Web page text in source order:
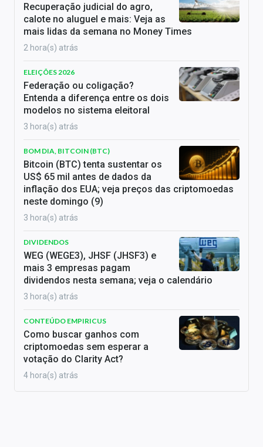
Recuperação judicial do agro,
calote no aluguel e mais: Veja as
mais lidas da semana no Money Times
2 hora(s) atrás
ELEIÇÕES 2026
Federação ou coligação?
Entenda a diferença entre os dois
modelos no sistema eleitoral
3 hora(s) atrás
BOM DIA, BITCOIN (BTC)
Bitcoin (BTC) tenta sustentar os
US$ 65 mil antes de dados da
inflação dos EUA; veja preços das criptomoedas
neste domingo (9)
3 hora(s) atrás
DIVIDENDOS
WEG (WEGE3), JHSF (JHSF3) e
mais 3 empresas pagam
dividendos nesta semana; veja o calendário
3 hora(s) atrás
CONTEÚDO EMPIRICUS
Como buscar ganhos com
criptomoedas sem esperar a
votação do Clarity Act?
4 hora(s) atrás